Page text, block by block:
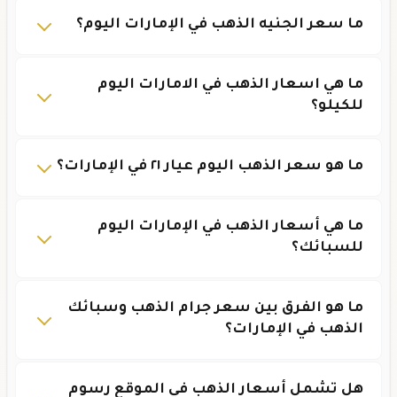
ما سعر الجنيه الذهب في الإمارات اليوم؟
ما هي اسعار الذهب في الامارات اليوم
للكيلو؟
ما هو سعر الذهب اليوم عيار ٢١ في الإمارات؟
ما هي أسعار الذهب في الإمارات اليوم
للسبائك؟
ما هو الفرق بين سعر جرام الذهب وسبائك
الذهب في الإمارات؟
هل تشمل أسعار الذهب في الموقع رسوم